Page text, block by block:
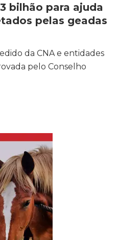
bilhão para ajuda
pelas geadas
da CNA e entidades
pelo Conselho